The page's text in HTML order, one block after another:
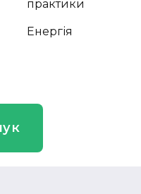
практики
Енергія